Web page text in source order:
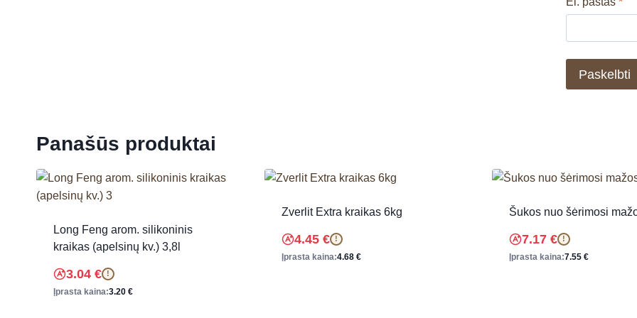
Panašūs produktai
Long Feng arom. silikoninis
kraikas (apelsinų kv.) 3,8l
3.04 € !
Įprasta kaina:3.20 €
Zverlit Extra kraikas 6kg
4.45 € !
Įprasta kaina:4.68 €
Šukos nuo šėrimosi
7.17 € !
Įprasta kaina:7.55 €